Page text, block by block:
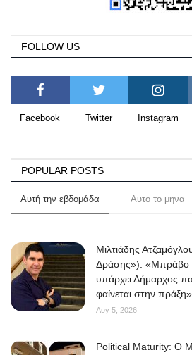
FOLLOW US
Facebook Twitter Instagram
POPULAR POSTS
Αυτή την εβδομάδα Αυτο το μηνα
Μιλτιάδης
Δράσης»): «Μπράβο
υπάρχει Δήμαρχος
φαίνεται στην πράξη»
Αυγ 5, 2026
Political Maturity: Ο